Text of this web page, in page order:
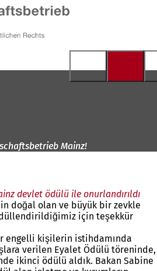
Mainz!
devlet ödülü ile onurlandırıldı
doğal olan ve büyük bir zevkle
için teşekkür
engelli kişilerin istihdamında
verilen Eyalet Ödülü töreninde,
ikinci ödülü aldık. Bakan Sabine